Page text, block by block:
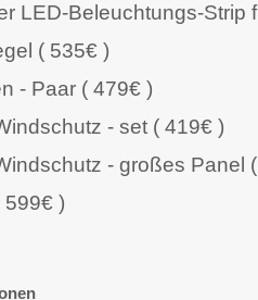
LED-Beleuchtungs-Strip
( 535€ )
- Paar ( 479€ )
- set ( 419€ )
- großes Panel
599€ )